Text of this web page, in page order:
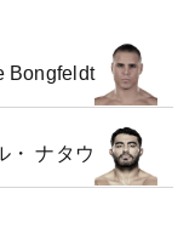
Bongfeldt
・ ナタウ